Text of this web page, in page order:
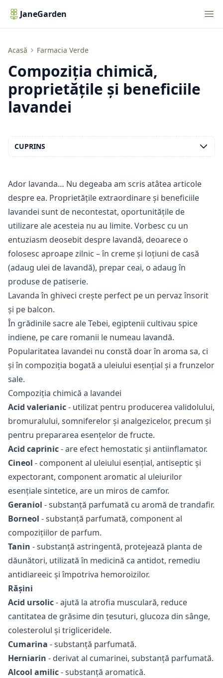
JaneGarden
Acasă Farmacia Verde
Compoziția chimică, proprietățile și beneficiile lavandei
Compoziția chimică,
proprietățile și beneficiile
lavandei
Ador lavanda… Nu degeaba am scris atâtea articole
despre ea. Proprietățile extraordinare și beneficiile
lavandei sunt de necontestat, oportunitățile de
utilizareale acesteia nu au limite. Vorbesc cu un
entuziasm deosebit despre lavandă, deoarece o
folosesc aproape zilnic – în creme și loțiuni de casă
(adaug ulei de lavandă), prepar ceai, o adaug în
produse de patiserie.
Lavanda în ghiveci crește perfect pe un pervaz însorit
și pe balcon.
În grădinile sacre ale Tebei, egiptenii cultivau spice
indiene, pe care romanii le numeau lavandă.
Popularitatea lavandei nu constă doar în aroma sa, ci
și în compoziția bogată a uleiului esențial și a frunzelor
sale.
Compoziția chimică a lavandei
Acid valerianic- utilizat pentru producerea validolului,
bromuralului, somniferelor și analgezicelor, precum și
pentru prepararea esențelor de fructe.
Acid caprinic- are efect hemostatic și antiinflamator.
Cineol - component al uleiului esențial, antiseptic și
expectorant, component aromatic al uleiurilor
esențiale sintetice, are un miros de camfor.
Geraniol - substanță parfumată cu aromă de trandafir.
Borneol - substanță parfumată, component al
compozițiilor de parfum.
Tanin - substanță astringentă, protejează planta de
dăunători, utilizată în medicină ca antidot, remediu
antidiareeic și împotriva hemoroizilor.
Rășini
Acid ursolic- ajută la atrofia musculară, reduce
cantitatea de grăsime din țesuturi, glucoza din sânge,
colesterolul și trigliceridele.
Cumarina - substanță parfumată.
Herniarin - derivat al cumarinei, substanță parfumată.
Alcool amilic- substanță aromatică.
CUPRINS